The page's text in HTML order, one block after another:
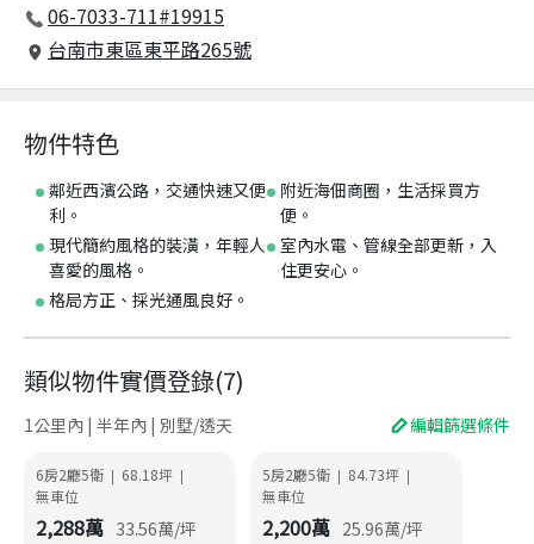
06-7033-711#19915
台南市東區東平路265號
物件特色
鄰近西濱公路，交通快速又便
利。
附近海佃商圈，生活採買方
便。
現代簡約風格的裝潢，年輕人
喜愛的風格。
室內水電、管線全部更新，入
住更安心。
格局方正、採光通風良好。
類似物件實價登錄(7)
1公里內 | 半年內 | 別墅/透天 編輯篩選條件
6房2廳5衛 | 68.18坪 |
無車位
2,288萬 33.56萬/坪
5房2廳5衛 | 84.73坪 |
無車位
2,200萬 25.96萬/坪